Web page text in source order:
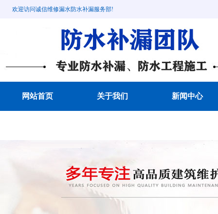
欢迎访问诚信维修漏水防水补漏服务部!
网站首页 关于我们 新闻中心